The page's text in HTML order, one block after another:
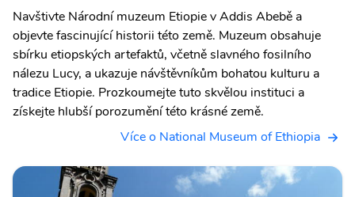
Navštivte Národní muzeum Etiopie v Addis Abebě a
objevte fascinující historii této země. Muzeum obsahuje
sbírku etiopských artefaktů, včetně slavného fosilního
nálezu Lucy, a ukazuje návštěvníkům bohatou kulturu a
tradice Etiopie. Prozkoumejte tuto skvělou instituci a
získejte hlubší porozumění této krásné země.
Více o National Museum of Ethiopia